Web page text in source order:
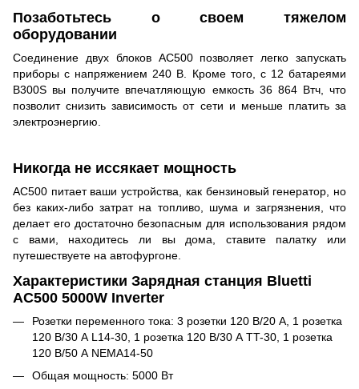
Позаботьтесь о своем тяжелом
оборудовании
Соединение двух блоков AC500 позволяет легко запускать
приборы с напряжением 240 В. Кроме того, с 12 батареями
B300S вы получите впечатляющую емкость 36 864 Втч, что
позволит снизить зависимость от сети и меньше платить за
электроэнергию.
Никогда не иссякает мощность
AC500 питает ваши устройства, как бензиновый генератор, но
без каких-либо затрат на топливо, шума и загрязнения, что
делает его достаточно безопасным для использования рядом
с вами, находитесь ли вы дома, ставите палатку или
путешествуете на автофургоне.
Характеристики Зарядная станция Bluetti
AC500 5000W Inverter
Розетки переменного тока: 3 розетки 120 В/20 А, 1 розетка
120 В/30 А L14-30, 1 розетка 120 В/30 А TT-30, 1 розетка
120 В/50 А NEMA14-50
Общая мощность: 5000 Вт